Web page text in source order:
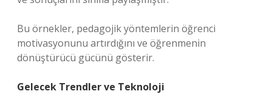
Bu örnekler, pedagojik yöntemlerin öğrenci
motivasyonunu artırdığını ve öğrenmenin
dönüştürücü gücünü gösterir.
Gelecek Trendler ve Teknoloji